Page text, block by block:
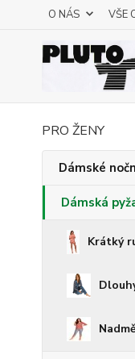
O NÁS VŠE
PRO ŽENY
Dámské
Dámská
Krátký